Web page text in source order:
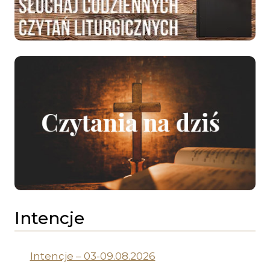
Intencje
Intencje – 03-09.08.2026